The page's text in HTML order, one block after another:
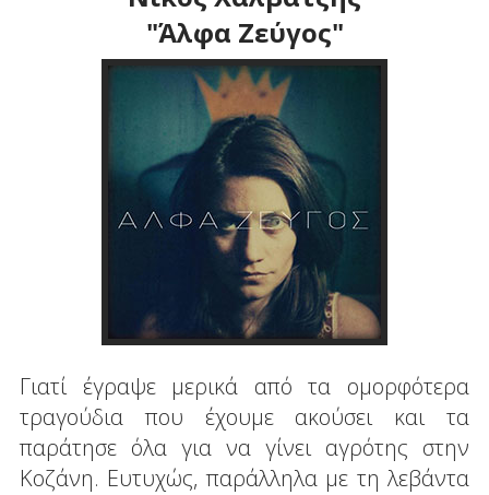
"Άλφα Ζεύγος"
Γιατί έγραψε μερικά από τα ομορφότερα
τραγούδια που έχουμε ακούσει και τα
παράτησε όλα για να γίνει αγρότης στην
Κοζάνη. Ευτυχώς, παράλληλα με τη λεβάντα